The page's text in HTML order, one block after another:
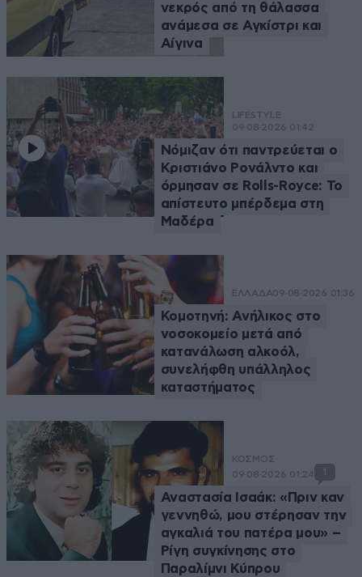
νεκρός από τη θάλασσα
ανάμεσα σε Αγκίστρι και
Αίγινα
LIFESTYLE
09·08·2026 01:42
Νόμιζαν ότι παντρεύεται ο
Κριστιάνο Ρονάλντο και
όρμησαν σε Rolls-Royce: Το
απίστευτο μπέρδεμα στη
Μαδέρα
ΕΛΛΑΔΑ09·08·2026 01:36
Κομοτηνή: Ανήλικος στο
νοσοκομείο μετά από
κατανάλωση αλκοόλ,
συνελήφθη υπάλληλος
καταστήματος
ΚΟΣΜΟΣ
09·08·2026 01:24
Αναστασία Ισαάκ: «Πριν καν
γεννηθώ, μου στέρησαν την
αγκαλιά του πατέρα μου» –
Ρίγη συγκίνησης στο
Παραλίμνι Κύπρου